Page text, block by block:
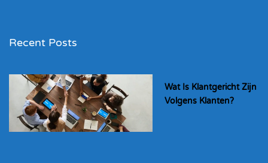
Recent Posts
Wat Is Klantgericht Zijn
Volgens Klanten?